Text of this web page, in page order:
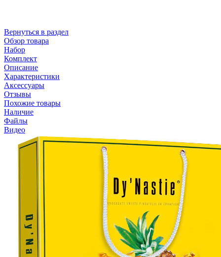
Вернуться в раздел
Обзор товара
Набор
Комплект
Описание
Характеристики
Аксессуары
Отзывы
Похожие товары
Наличие
Файлы
Видео